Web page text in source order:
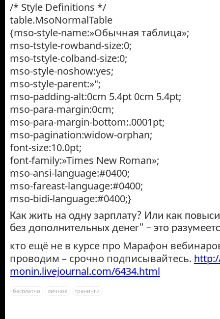
/* Style Definitions */
table.MsoNormalTable
{mso-style-name:»Обычная таблица»;
mso-tstyle-rowband-size:0;
mso-tstyle-colband-size:0;
mso-style-noshow:yes;
mso-style-parent:»";
mso-padding-alt:0cm 5.4pt 0cm 5.4pt;
mso-para-margin:0cm;
mso-para-margin-bottom:.0001pt;
mso-pagination:widow-orphan;
font-size:10.0pt;
font-family:»Times New Roman»;
mso-ansi-language:#0400;
mso-fareast-language:#0400;
mso-bidi-language:#0400;}
Как жить на одну зарплату? Или как
без дополнительных денег" – это
кто ещё не в курсе про Марафон
проводим – срочно подписывайтесь.
monin.livejournal.com/6434.html
бесплатно личное тренинги